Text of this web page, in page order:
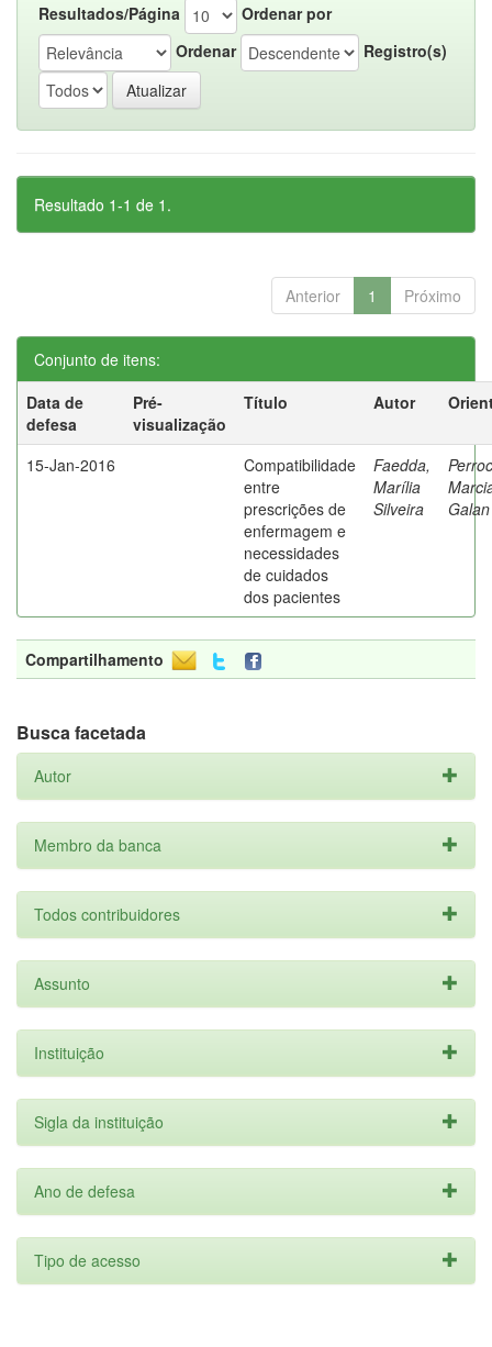
Resultados/Página
Ordenar por
Ordenar
Registro(s)
Resultado 1-1 de 1.
Anterior 1 Próximo
Conjunto de itens:
Data de
defesa
Pré-
visualização
Título Autor
15-Jan-2016
Compatibilidade
entre
prescrições de
enfermagem e
necessidades
de cuidados
dos pacientes
Faedda,
Marília
Silveira
Galan
Compartilhamento
Busca facetada
Autor
Membro da banca
Todos contribuidores
Assunto
Instituição
Sigla da instituição
Ano de defesa
Tipo de acesso